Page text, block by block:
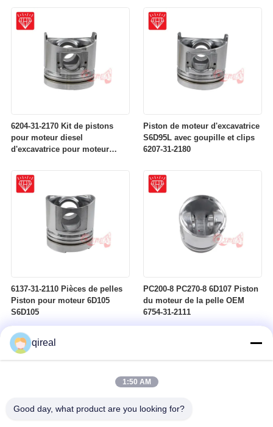
6204-31-2170 Kit de pistons
pour moteur diesel
d'excavatrice pour moteur
Piston de moteur d'excavatrice
S6D95L avec goupille et clips
6207-31-2180
6137-31-2110 Pièces de pelles
Piston pour moteur 6D105
S6D105
PC200-8 PC270-8 6D107 Piston
du moteur de la pelle OEM
6754-31-2111
qireal
1:50 AM
Good day, what product are you looking for?